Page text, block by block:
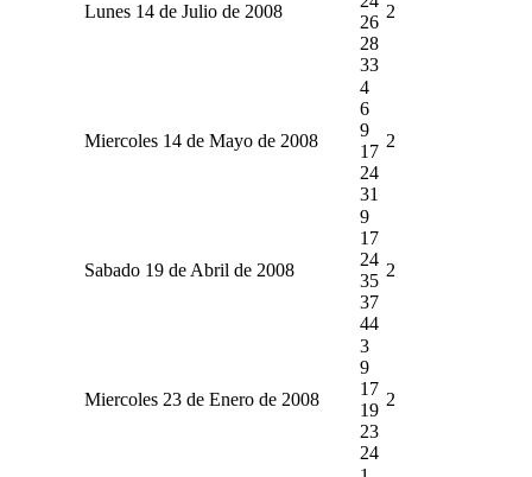
Lunes 14 de Julio de 2008
26
28
33
2
Miercoles 14 de Mayo de 2008
4
6
9
17
24
31
2
Sabado 19 de Abril de 2008
9
17
24
35
37
44
2
Miercoles 23 de Enero de 2008
3
9
17
19
23
24
2